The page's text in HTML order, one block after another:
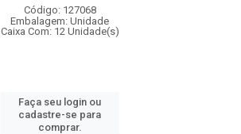
Código: 127068
Embalagem: Unidade
Caixa Com: 12 Unidade(s)
Faça seu login ou
cadastre-se para
comprar.